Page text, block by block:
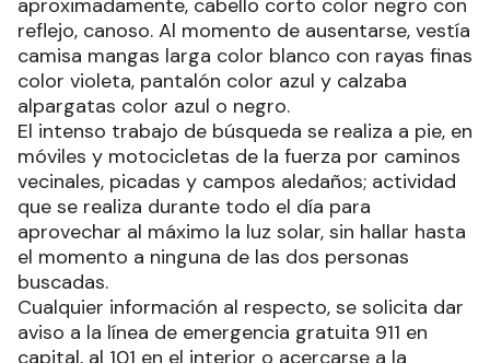
aproximadamente, cabello corto color negro con
reflejo, canoso. Al momento de ausentarse, vestía
camisa mangas larga color blanco con rayas finas
color violeta, pantalón color azul y calzaba
alpargatas color azul o negro.
El intenso trabajo de búsqueda se realiza a pie, en
móviles y motocicletas de la fuerza por caminos
vecinales, picadas y campos aledaños; actividad
que se realiza durante todo el día para
aprovechar al máximo la luz solar, sin hallar hasta
el momento a ninguna de las dos personas
buscadas.
Cualquier información al respecto, se solicita dar
aviso a la línea de emergencia gratuita 911 en